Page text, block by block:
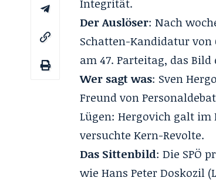
Integrität.
Der Auslöser: Nach
Schatten-Kandidatur von
am 47. Parteitag, das
Wer sagt was: Sven
Freund von
Lügen: Hergovich galt
versuchte Kern-Revolte.
Das Sittenbild: Die SPÖ
wie Hans Peter Doskozil